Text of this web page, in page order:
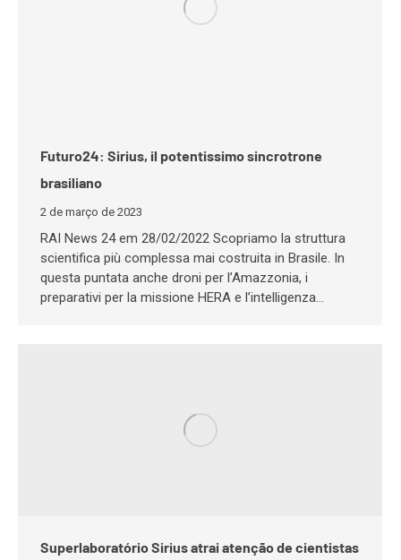
Futuro24: Sirius, il potentissimo sincrotrone
brasiliano
2 de março de 2023
RAI News 24 em 28/02/2022 Scopriamo la struttura
scientifica più complessa mai costruita in Brasile. In
questa puntata anche droni per l’Amazzonia, i
preparativi per la missione HERA e l’intelligenza…
Superlaboratório Sirius atrai atenção de cientistas